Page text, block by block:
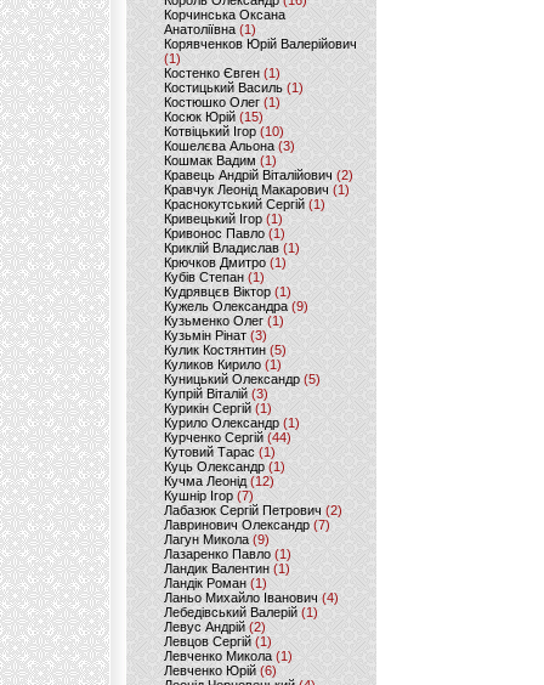
Корчинська Оксана
Анатоліївна (1)
Корявченков Юрій Валерійович
(1)
Костенко Євген (1)
Костицький Василь (1)
Костюшко Олег (1)
Косюк Юрій (15)
Котвіцький Ігор (10)
Кошелєва Альона(3)
Кошмак Вадим (1)
Кравець Андрій Віталійович (2)
Кравчук Леонід Макарович (1)
Краснокутський Сергій (1)
Кривецький Ігор (1)
Кривонос Павло (1)
Криклій Владислав (1)
Крючков Дмитро(1)
Кубів Степан(1)
Кудрявцєв Віктор (1)
Кужель Олександра (9)
Кузьменко Олег (1)
Кузьмін Рінат(3)
Кулик Костянтин(5)
Куликов Кирило (1)
Куницький Олександр (5)
Купрій Віталій (3)
Курикін Сергій(1)
Курило Олександр (1)
Курченко Сергій (44)
Кутовий Тарас (1)
Куць Олександр (1)
Кучма Леонід (12)
Кушнір Ігор(7)
Лабазюк Сергій Петрович (2)
Лавринович Олександр(7)
Лагун Микола(9)
Лазаренко Павло (1)
Ландик Валентин (1)
Ландік Роман (1)
Ланьо Михайло Іванович(4)
Лебедівський Валерій(1)
Левус Андрій(2)
Левцов Сергій (1)
Левченко Микола (1)
Левченко Юрій (6)